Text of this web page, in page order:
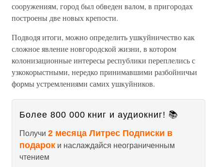
сооружениям, город был обведен валом, в пригородах
построены две новых крепости.
Подводя итоги, можно определить ушкуйничество как
сложное явление новгородской жизни, в котором
колонизационные интересы республики переплелись с
узкокорыстными, нередко принимавшими разбойничьи
формы устремлениями самих ушкуйников.
Более 800 000 книг и аудиокниг! 📚
Получи 2 месяца Литрес Подписки в
подарок и наслаждайся неограниченным
чтением